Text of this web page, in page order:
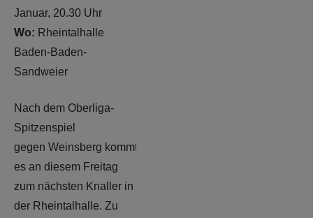
Januar, 20.30 Uhr
Wo: Rheintalhalle
Baden-Baden-
Sandweier
Nach dem Oberliga-
Spitzenspiel
gegen Weinsberg kommt
es an diesem Freitag
zum nächsten Knaller in
der Rheintalhalle. Zu